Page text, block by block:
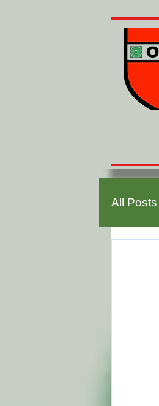
All Posts